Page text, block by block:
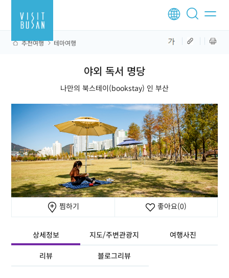
추천여행 테마여행
야외 독서 명당
나만의 북스테이(bookstay) 인 부산
찜하기 좋아요(0)
상세정보 지도/주변관광지 여행사진
리뷰 블로그리뷰